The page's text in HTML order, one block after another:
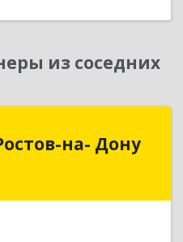
из соседних
на- Дону
на- Дону
обл, Ростов-на-Дону г,